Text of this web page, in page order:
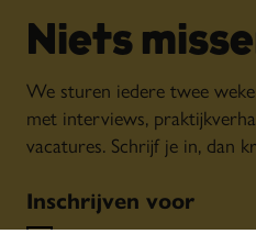
Niets
We sturen iedere twee
met interviews,
vacatures. Schrijf je in, dan
Inschrijven voor